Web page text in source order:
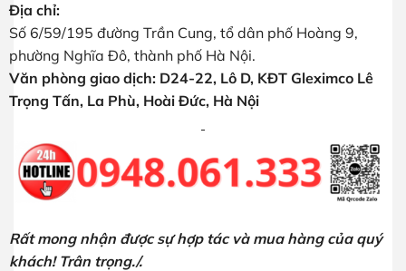
Địa chỉ:
Số 6/59/195 đường Trần Cung, tổ dân phố Hoàng 9,
phường Nghĩa Đô, thành phố Hà Nội.
Văn phòng giao dịch: D24-22, Lô D, KĐT Gleximco Lê
Trọng Tấn, La Phù, Hoài Đức, Hà Nội
Rất mong nhận được sự hợp tác và mua hàng của quý
khách! Trân trọng./.